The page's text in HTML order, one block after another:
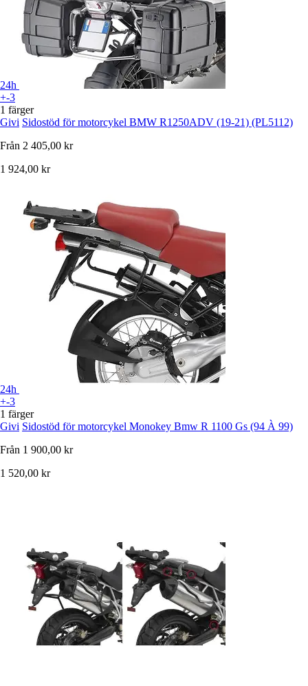
24h
+-3
1 färger
Givi Sidostöd för motorcykel BMW R1250ADV (19-21) (PL5112)
Från 2 405,00 kr
1 924,00 kr
24h
+-3
1 färger
Givi Sidostöd för motorcykel Monokey Bmw R 1100 Gs (94 À 99)
Från 1 900,00 kr
1 520,00 kr